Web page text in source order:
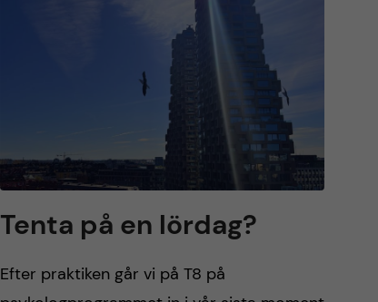
Tenta på en lördag?
Efter praktiken går vi på T8 på